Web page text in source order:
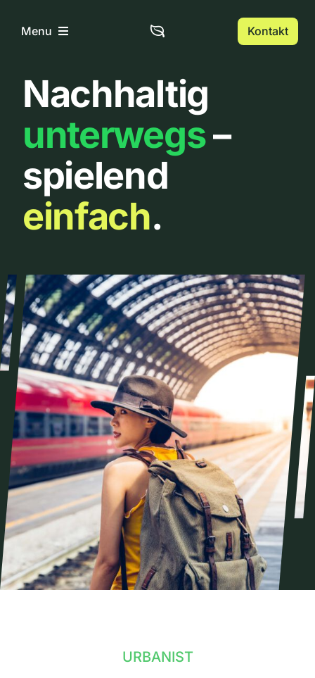
InhaltMenu
Home
Über uns
Urbanlist
Kontakt
Nachhaltig
unterwegs–
spielend
einfach.
URBANIST